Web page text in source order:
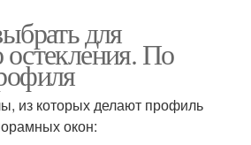
для
По
из которых делают профиль
окон: